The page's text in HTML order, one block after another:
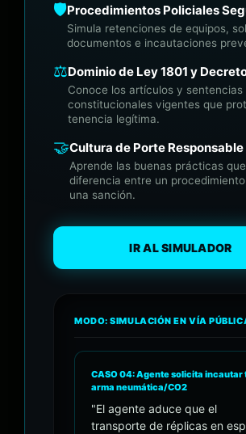
🛡️Procedimientos Policiales
Simula retenciones de equipos,
documentos e incautaciones
⚖️Dominio de Ley 1801 y
Conoce los artículos y sentencias
constitucionales vigentes que
tenencia legítima.
🤝Cultura de Porte Responsable
Aprende las buenas prácticas
diferencia entre un
una sanción.
IR AL SIMULADOR
MODO: SIMULACIÓN EN VÍA
CASO 04: Agente solicita incautar
arma neumática/CO2
"El agente aduce que el
transporte de réplicas en